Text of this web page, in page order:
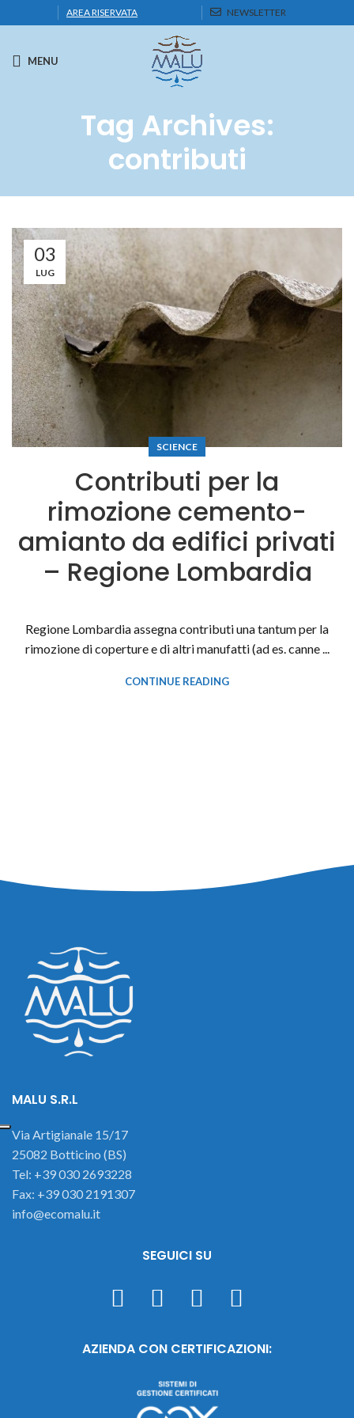
AREA RISERVATA NEWSLETTER
MENU
Tag Archives:
contributi
03
LUG
SCIENCE
Contributi per la
rimozione cemento-
amianto da edifici privati
– Regione Lombardia
Regione Lombardia assegna contributi una tantum per la
rimozione di coperture e di altri manufatti (ad es. canne ...
CONTINUE READING
MALU S.R.L
Via Artigianale 15/17
25082 Botticino (BS)
Tel: +39 030 2693228
Fax: +39 030 2191307
info@ecomalu.it
SEGUICI SU
AZIENDA CON CERTIFICAZIONI: